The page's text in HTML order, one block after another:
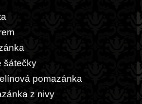
šátečky
pomazánka
z nivy